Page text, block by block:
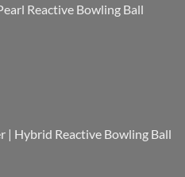
Reactive Bowling Ball
| Hybrid Reactive Bowling Ball